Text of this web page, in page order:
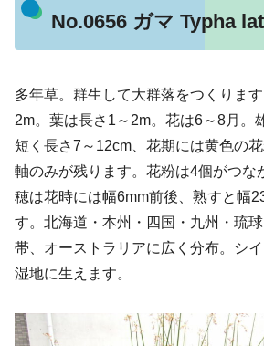
No.0656 ガマ Typha
多年草。群生して大群落をつくりま
2m。葉は長さ1～2m。花は6～8月。
短く長さ7～12cm、花期には黄色の
軸のみが残ります。花粉は4個がつな
穂は花時には幅6mm前後、熟すと幅
す。北海道・本州・四国・九州・琉
帯、オーストラリアに広く分布。シイ
湿地に生えます。